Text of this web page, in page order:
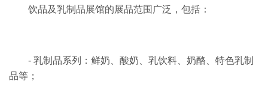
饮品及乳制品展馆的展品范围广泛，包括：
- 乳制品系列：鲜奶、酸奶、乳饮料、奶酪、特色乳制
品等；